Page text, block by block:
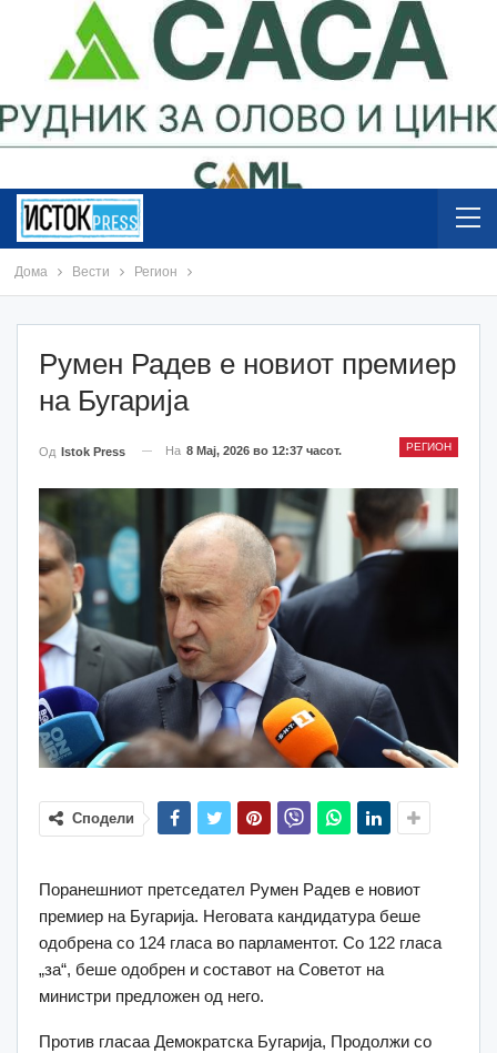
Дома Вести Регион
Румен Радев е новиот премиер
на Бугарија
РЕГИОН
Од Istok Press На 8 Мај, 2026 во 12:37 часот.
Сподели
Поранешниот претседател Румен Радев е новиот
премиер на Бугарија. Неговата кандидатура беше
одобрена со 124 гласа во парламентот. Со 122 гласа
„за“, беше одобрен и составот на Советот на
министри предложен од него.
Против гласаа Демократска Бугарија, Продолжи со